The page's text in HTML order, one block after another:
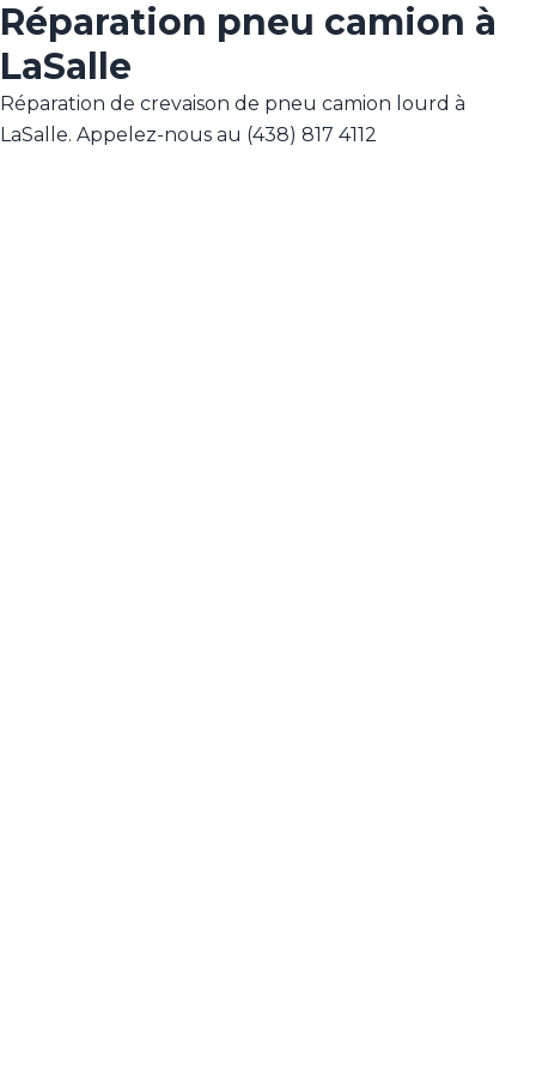
Réparation pneu camion à
LaSalle
Réparation de crevaison de pneu camion lourd à
LaSalle. Appelez-nous au (438) 817 4112